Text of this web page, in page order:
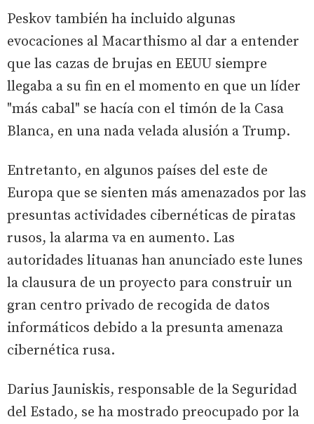
Peskov también ha incluido algunas
evocaciones al Macarthismo al dar a entender
que las cazas de brujas en EEUU siempre
llegaba a su fin en el momento en que un líder
"más cabal" se hacía con el timón de la Casa
Blanca, en una nada velada alusión a Trump.
Entretanto, en algunos países del este de
Europa que se sienten más amenazados por las
presuntas actividades cibernéticas de piratas
rusos, la alarma va en aumento. Las
autoridades lituanas han anunciado este lunes
la clausura de un proyecto para construir un
gran centro privado de recogida de datos
informáticos debido a la presunta amenaza
cibernética rusa.
Darius Jauniskis, responsable de la Seguridad
del Estado, se ha mostrado preocupado por la